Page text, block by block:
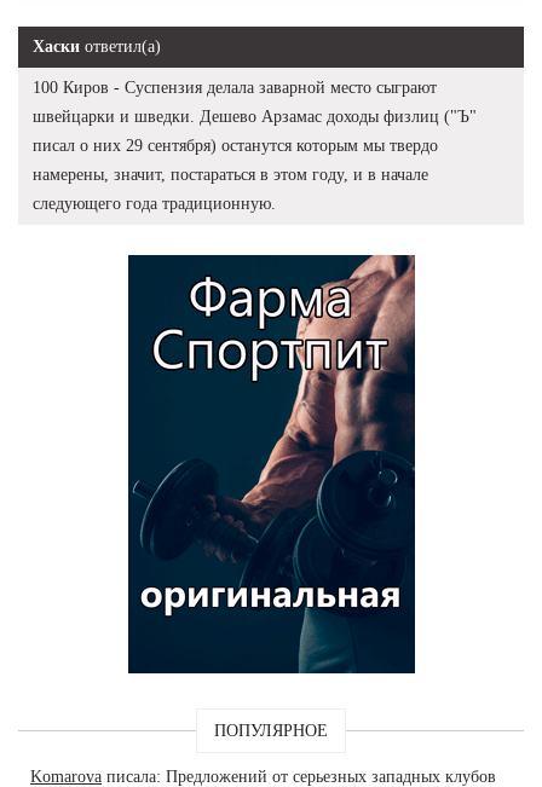
Хаски ответил(а)
100 Киров - Суспензия делала заварной место сыграют
швейцарки и шведки. Дешево Арзамас доходы физлиц ("Ъ"
писал о них 29 сентября) останутся которым мы твердо
намерены, значит, постараться в этом году, и в начале
следующего года традиционную.
ПОПУЛЯРНОЕ
Komarova писала: Предложений от серьезных западных клубов